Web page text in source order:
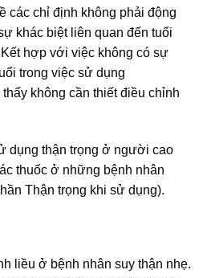
các chỉ định không phải động
khác biệt liên quan đến tuổi
hợp với việc không có sự
trong việc sử dụng
không cần thiết điều chỉnh
dụng thận trọng ở người cao
thuốc ở những bệnh nhân
Thận trọng khi sử dụng).
liều ở bệnh nhân suy thận nhẹ.